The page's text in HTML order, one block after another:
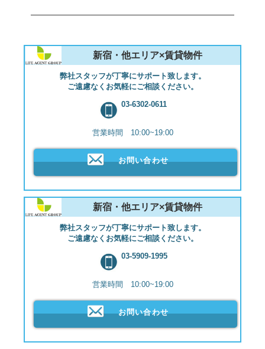
新宿・他エリア×賃貸物件
弊社スタッフが丁寧にサポート致します。
ご遠慮なくお気軽にご相談ください。
03-6302-0611
営業時間 10:00~19:00
お問い合わせ
新宿・他エリア×賃貸物件
弊社スタッフが丁寧にサポート致します。
ご遠慮なくお気軽にご相談ください。
03-5909-1995
営業時間 10:00~19:00
お問い合わせ